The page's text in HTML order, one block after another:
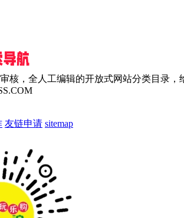
核，全人工编辑的开放式网站分类目录
友链申请 sitemap